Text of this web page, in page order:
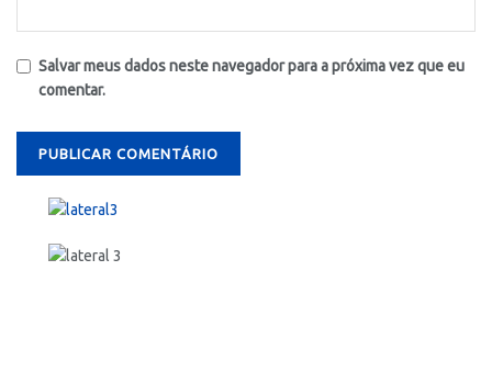
Salvar meus dados neste navegador para a próxima vez que eu
comentar.